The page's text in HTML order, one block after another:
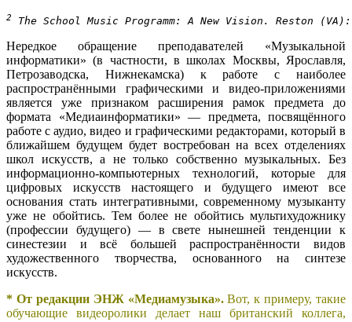
2 The School Music Programm: A New Vision. Reston
Нередкое обращение преподавателей «Музыкальной
информатики» (в частности, в школах Москвы, Ярославля,
Петрозаводска, Нижнекамска) к работе с наиболее
распространёнными графическими и видео-приложениями
является уже признаком расширения рамок предмета до
формата «Медиаинформатики» — предмета, посвящённого
работе с аудио, видео и графическими редакторами, который в
ближайшем будущем будет востребован на всех отделениях
школ искусств, а не только собственно музыкальных. Без
информационно-компьютерных технологий, которые для
цифровых искусств настоящего и будущего имеют все
основания стать интегративными, современному музыканту
уже не обойтись. Тем более не обойтись мультихудожнику
(профессии будущего) — в свете нынешней тенденции к
синестезии и всё большей распространённости видов
художественного творчества, основанного на синтезе
искусств.
* От редакции ЭНЖ «Медиамузыка».Вот, к примеру, такие
обучающие видеоролики делает наш британский коллега,